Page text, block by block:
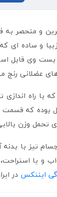
وی قابل
عضلانی
با راه
بوده که
تحمل وزن
اجسام تیز
و یا
اینتکس در